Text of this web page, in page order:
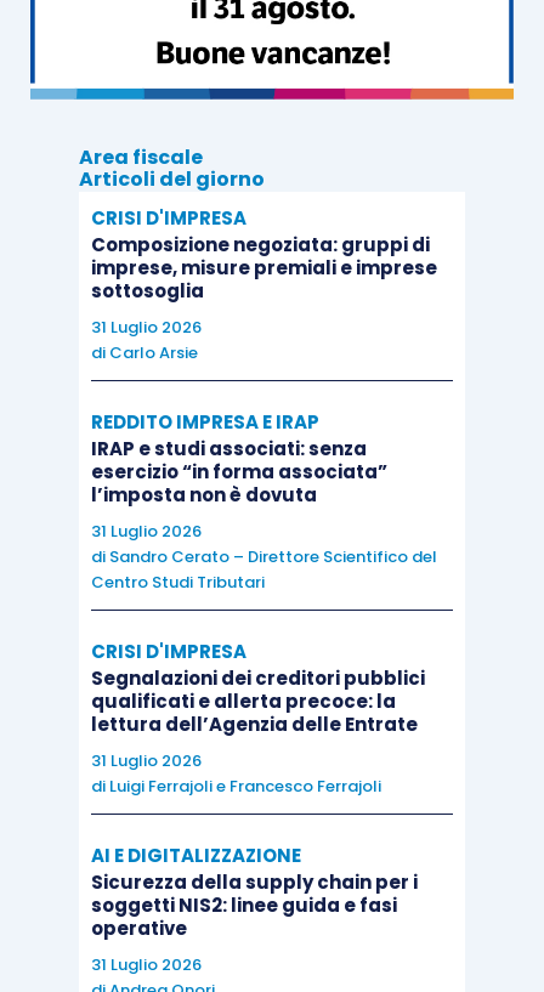
Area fiscale
Articoli del giorno
CRISI D'IMPRESA
Composizione negoziata: gruppi di
imprese, misure premiali e imprese
sottosoglia
31 Luglio 2026
di Carlo Arsie
REDDITO IMPRESA E IRAP
IRAP e studi associati: senza
esercizio “in forma associata”
l’imposta non è dovuta
31 Luglio 2026
di Sandro Cerato – Direttore Scientifico del
Centro Studi Tributari
CRISI D'IMPRESA
Segnalazioni dei creditori pubblici
qualificati e allerta precoce: la
lettura dell’Agenzia delle Entrate
31 Luglio 2026
di Luigi Ferrajolie Francesco Ferrajoli
AI E DIGITALIZZAZIONE
Sicurezza della supply chain per i
soggetti NIS2: linee guida e fasi
operative
31 Luglio 2026